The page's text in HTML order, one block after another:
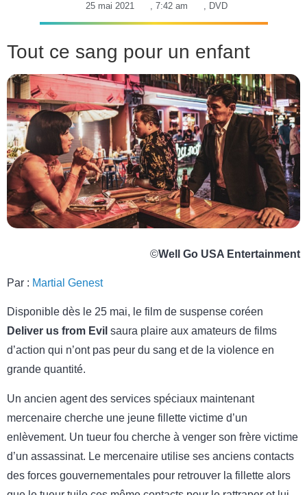
25 mai 2021 , 7:42 am , DVD
Tout ce sang pour un enfant
©Well Go USA Entertainment
Par : Martial Genest
Disponible dès le 25 mai, le film de suspense coréen
Deliver us from Evil saura plaire aux amateurs de films
d’action qui n’ont pas peur du sang et de la violence en
grande quantité.
Un ancien agent des services spéciaux maintenant
mercenaire cherche une jeune fillette victime d’un
enlèvement. Un tueur fou cherche à venger son frère victime
d’un assassinat. Le mercenaire utilise ses anciens contacts
des forces gouvernementales pour retrouver la fillette alors